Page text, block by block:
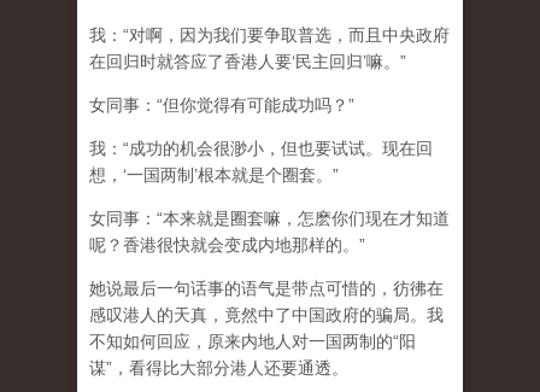
我：“对啊，因为我们要争取普选，而且中央政府
在回归时就答应了香港人要‘民主回归’嘛。”
女同事：“但你觉得有可能成功吗？”
我：“成功的机会很渺小，但也要试试。现在回
想，‘一国两制’根本就是个圈套。”
女同事：“本来就是圈套嘛，怎麽你们现在才知道
呢？香港很快就会变成内地那样的。”
她说最后一句话事的语气是带点可惜的，彷彿在
感叹港人的天真，竟然中了中国政府的骗局。我
不知如何回应，原来内地人对一国两制的“阳
谋”，看得比大部分港人还要通透。